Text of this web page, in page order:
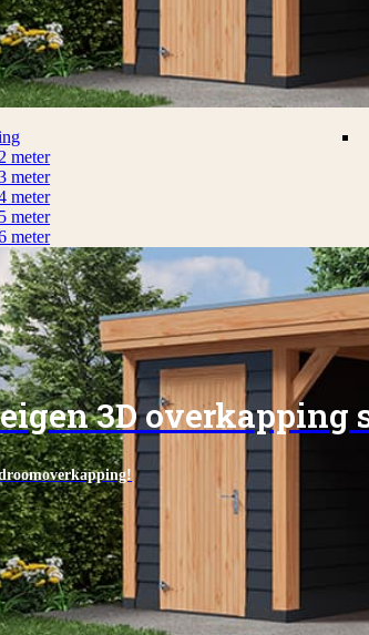
2 meter
meter
meter
5 meter
meter
3D overkapping